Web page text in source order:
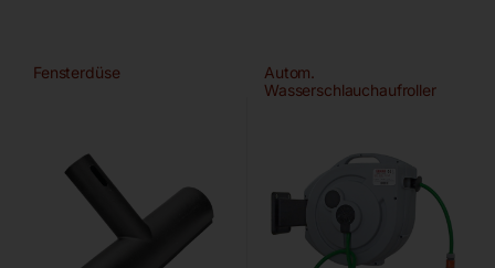
Fensterdüse
Autom.
Wasserschlauchaufroller